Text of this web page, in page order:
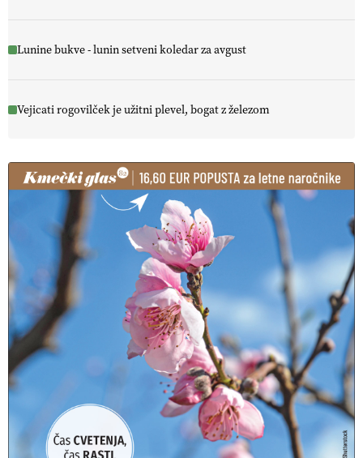
Lunine bukve - lunin setveni koledar za avgust
Vejicati rogovilček je užitni plevel, bogat z železom